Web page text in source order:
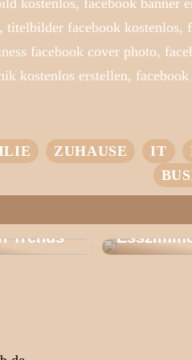
kostenlos, facebook banner
titelbilder facebook
facebook cover photo,
kostenlos erstellen,
ZUHAUSE IT
die
Trends
Perfekte